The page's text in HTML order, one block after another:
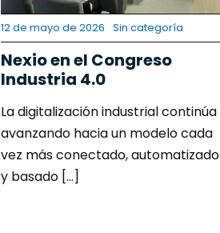
12 de mayo de 2026 Sin categoría
Nexio en el Congreso
Industria 4.0
La digitalización industrial continúa
avanzando hacia un modelo cada
vez más conectado, automatizado
y basado [...]